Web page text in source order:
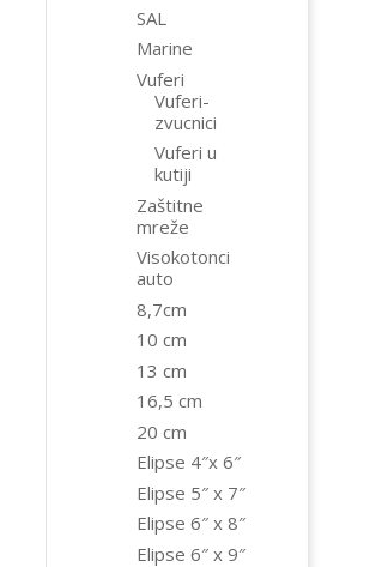
SAL
Marine
Vuferi
Vuferi-
zvucnici
Vuferi u
kutiji
Zaštitne
mreže
Visokotonci
auto
8,7cm
10 cm
13 cm
16,5 cm
20 cm
Elipse 4″x 6″
Elipse 5″ x 7″
Elipse 6″ x 8″
Elipse 6″ x 9″